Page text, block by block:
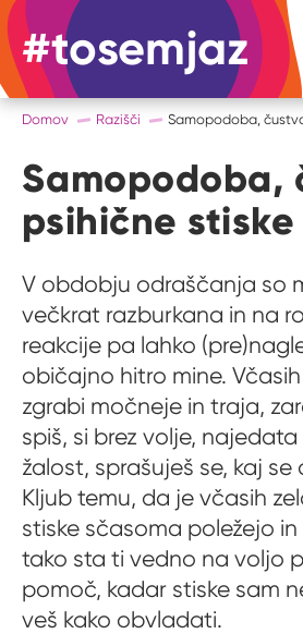
#tosemjaz #to
Domov Razišči Samopodoba,
Samopodoba,
psihične stiske
V obdobju odraščanja so
večkrat razburkana in na
reakcije pa lahko
običajno hitro mine.
zgrabi močneje in traja,
spiš, si brez volje,
žalost, sprašuješ se, kaj
Kljub temu, da je včasih
stiske sčasoma poležejo in
tako sta ti vedno na voljo
pomoč, kadar stiske sam
veš kako obvladati.